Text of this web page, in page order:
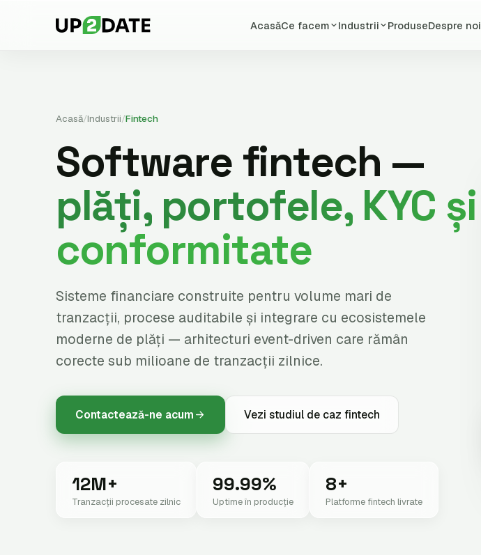
AcasăCe facem Industrii ProduseDespre noi
Acasă/Industrii/Fintech
Software fintech —
plăți, portofele, KYC și
conformitate
Sisteme financiare construite pentru volume mari de
tranzacții, procese auditabile și integrare cu ecosistemele
moderne de plăți — arhitecturi event-driven care rămân
corecte sub milioane de tranzacții zilnice.
Contactează-ne acum Vezi studiul de caz fintech
12M+
Tranzacții procesate zilnic
99.99%
Uptime în producție
8+
Platforme fintech livrate